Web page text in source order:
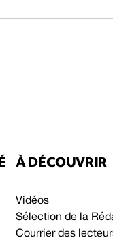
À DÉCOUVRIR
Vidéos
Sélection de la
Courrier des